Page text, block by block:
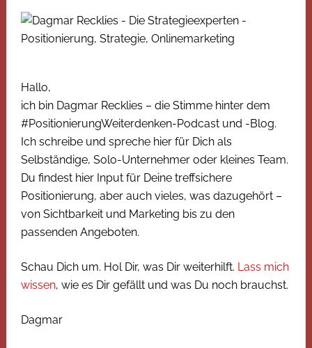
Hallo,
ich bin Dagmar Recklies – die Stimme hinter dem
#PositionierungWeiterdenken-Podcast und -Blog.
Ich schreibe und spreche hier für Dich als
Selbständige, Solo-Unternehmer oder kleines Team.
Du findest hier Input für Deine treffsichere
Positionierung, aber auch vieles, was dazugehört –
von Sichtbarkeit und Marketing bis zu den
passenden Angeboten.
Schau Dich um. Hol Dir, was Dir weiterhilft. Lass mich
wissen, wie es Dir gefällt und was Du noch brauchst.
Dagmar